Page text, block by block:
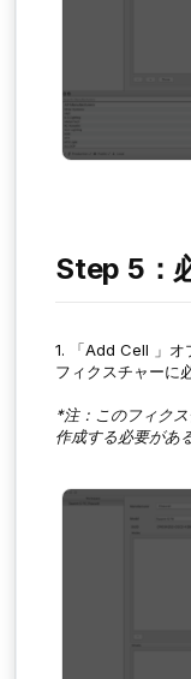
Step 5：
1. 「Add Cell 」
フィクスチャーに
*注：このフィクス
作成する必要があ